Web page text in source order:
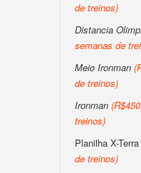
de treinos)
Distancia
semanas de
Meio Ironman
de treinos)
Ironman
treinos)
Planilha X-Terra
de treinos)